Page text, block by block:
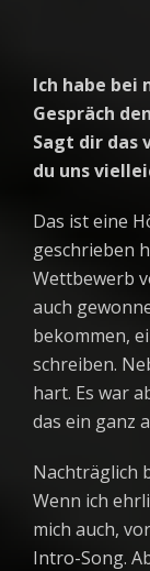
Ich habe bei
Gespräch
Sagt dir das
du uns
Das ist eine
geschrieben
Wettbewerb
auch
bekommen,
schreiben.
hart. Es war
das ein ganz
Nachträglich
Wenn ich
mich auch,
Intro-Song.